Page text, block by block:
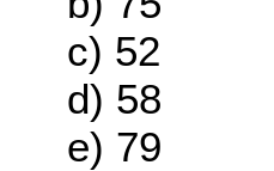
c) 52
d) 58
e) 79